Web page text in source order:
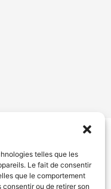
telles que les
Le fait de consentir
que le comportement
ou de retirer son